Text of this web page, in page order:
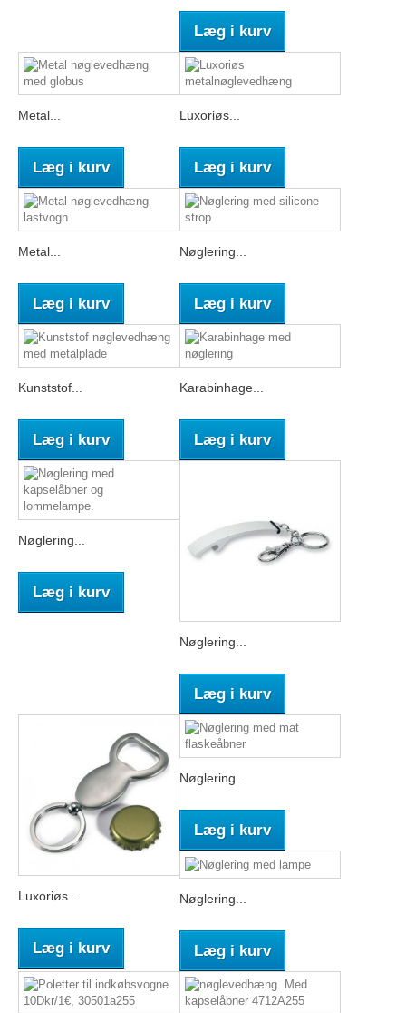
Læg i kurv
Metal...
Læg i kurv
Luxoriøs...
Læg i kurv
Metal...
Læg i kurv
Nøglering...
Læg i kurv
Kunststof...
Læg i kurv
Karabinhage...
Læg i kurv
Nøglering...
Læg i kurv
Nøglering...
Læg i kurv
Luxoriøs...
Læg i kurv
Nøglering...
Læg i kurv
Nøglering...
Læg i kurv